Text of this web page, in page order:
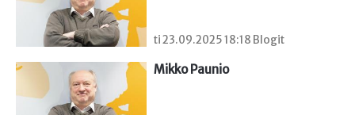
ti 23.09.2025 18:18 Blogit
Mikko Paunio